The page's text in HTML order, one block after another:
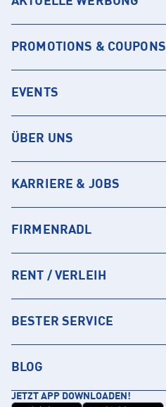
PROMOTIONS & COUPONS
EVENTS
ÜBER UNS
KARRIERE & JOBS
FIRMENRADL
RENT / VERLEIH
BESTER SERVICE
BLOG
JETZT APP DOWNLOADEN!